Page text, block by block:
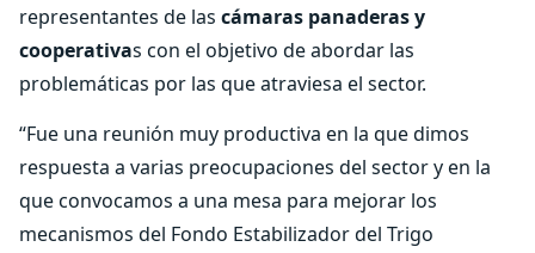
representantes de las cámaras panaderas y
cooperativas con el objetivo de abordar las
problemáticas por las que atraviesa el sector.
“Fue una reunión muy productiva en la que dimos
respuesta a varias preocupaciones del sector y en la
que convocamos a una mesa para mejorar los
mecanismos del Fondo Estabilizador del Trigo